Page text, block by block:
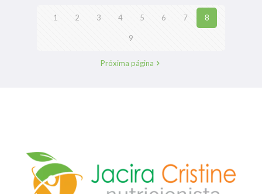
1 2 3 4 5 6 7 8
9
Próxima página